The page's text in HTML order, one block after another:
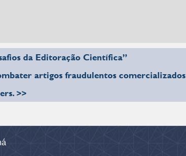
da Editoração Científica”
artigos fraudulentos comercializados
>>